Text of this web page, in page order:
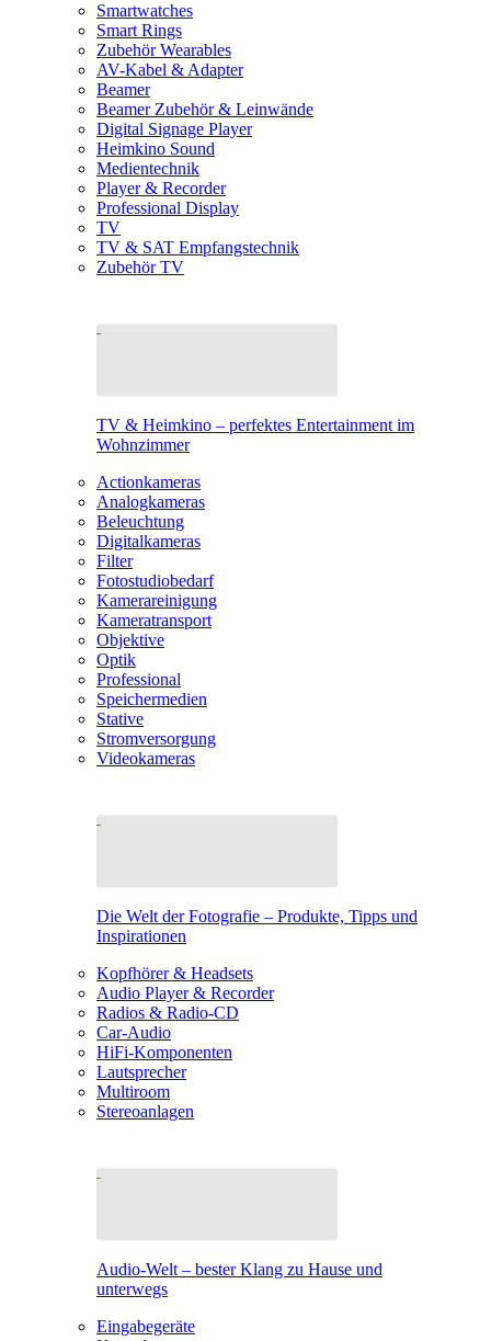
Smartwatches
Smart Rings
Zubehör Wearables
AV-Kabel & Adapter
Beamer
Beamer Zubehör & Leinwände
Digital Signage Player
Heimkino Sound
Medientechnik
Player & Recorder
Professional Display
TV
TV & SAT Empfangstechnik
Zubehör TV
TV & Heimkino – perfektes Entertainment im
Wohnzimmer
Actionkameras
Analogkameras
Beleuchtung
Digitalkameras
Filter
Fotostudiobedarf
Kamerareinigung
Kameratransport
Objektive
Optik
Professional
Speichermedien
Stative
Stromversorgung
Videokameras
Die Welt der Fotografie – Produkte, Tipps und
Inspirationen
Kopfhörer & Headsets
Audio Player & Recorder
Radios & Radio-CD
Car-Audio
HiFi-Komponenten
Lautsprecher
Multiroom
Stereoanlagen
Audio-Welt – bester Klang zu Hause und
unterwegs
Eingabegeräte